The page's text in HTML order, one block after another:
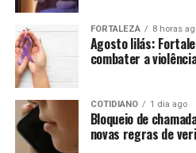
FORTALEZA 8 horas
Agosto lilás:
combater a
COTIDIANO 1 dia ago
Bloqueio de
novas regras de